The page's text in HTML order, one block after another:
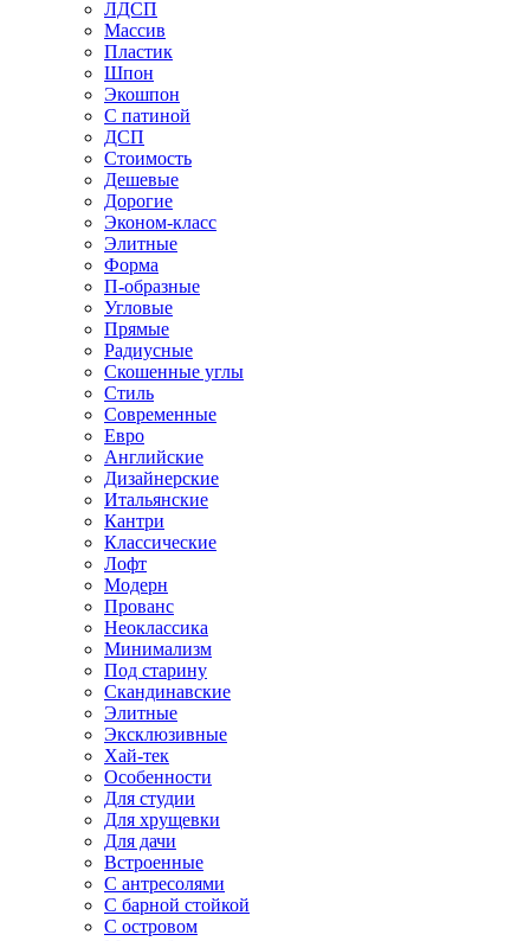
ЛДСП
Массив
Пластик
Шпон
Экошпон
С патиной
ДСП
Стоимость
Дешевые
Дорогие
Эконом-класс
Элитные
Форма
П-образные
Угловые
Прямые
Радиусные
Скошенные углы
Стиль
Современные
Евро
Английские
Дизайнерские
Итальянские
Кантри
Классические
Лофт
Модерн
Прованс
Неоклассика
Минимализм
Под старину
Скандинавские
Элитные
Эксклюзивные
Хай-тек
Особенности
Для студии
Для хрущевки
Для дачи
Встроенные
С антресолями
С барной стойкой
С островом